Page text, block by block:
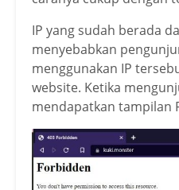
IP yang sudah berada
menyebabkan
menggunakan IP
website. Ketika
mendapatkan tampilan